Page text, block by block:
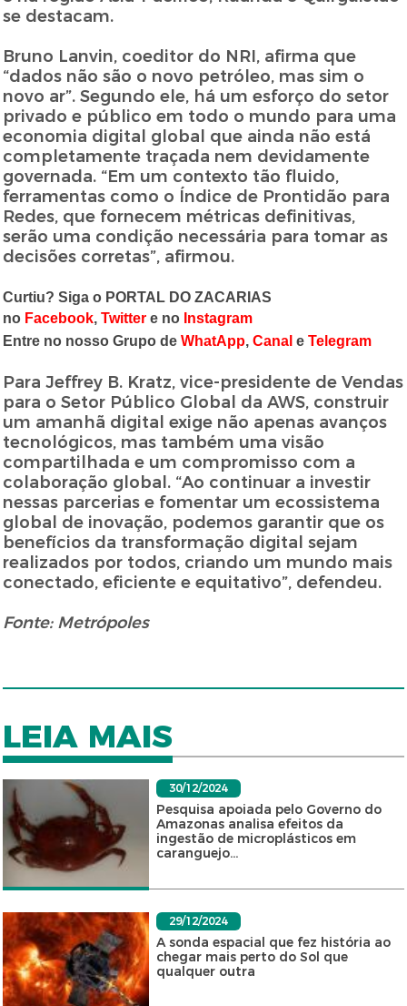
se destacam.
Bruno Lanvin, coeditor do NRI, afirma que
“dados não são o novo petróleo, mas sim o
novo ar”. Segundo ele, há um esforço do setor
privado e público em todo o mundo para uma
economia digital global que ainda não está
completamente traçada nem devidamente
governada. “Em um contexto tão fluido,
ferramentas como o Índice de Prontidão para
Redes, que fornecem métricas definitivas,
serão uma condição necessária para tomar as
decisões corretas”, afirmou.
Curtiu? Siga o PORTAL DO ZACARIAS
no Facebook,Twitter e no Instagram
Entre no nosso Grupo deWhatApp,Canal eTelegram
Para Jeffrey B. Kratz, vice-presidente de Vendas
para o Setor Público Global da AWS, construir
um amanhã digital exige não apenas avanços
tecnológicos, mas também uma visão
compartilhada e um compromisso com a
colaboração global. “Ao continuar a investir
nessas parcerias e fomentar um ecossistema
global de inovação, podemos garantir que os
benefícios da transformação digital sejam
realizados por todos, criando um mundo mais
conectado, eficiente e equitativo”, defendeu.
Fonte: Metrópoles
LEIA MAIS
30/12/2024
Pesquisa apoiada pelo Governo do
Amazonas analisa efeitos da
ingestão de microplásticos em
caranguejo...
29/12/2024
A sonda espacial que fez história ao
chegar mais perto do Sol que
qualquer outra